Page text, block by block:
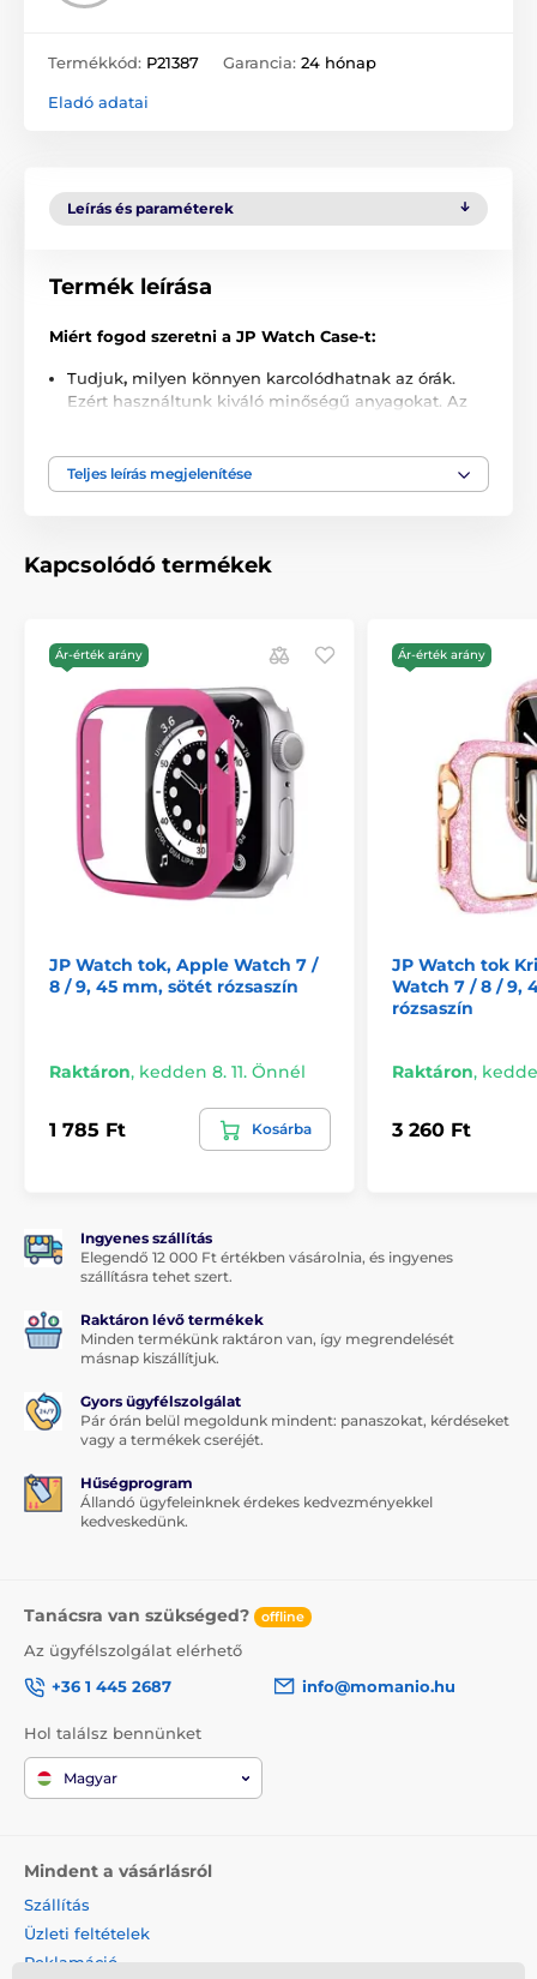
Termékkód: P21387 Garancia: 24 hónap
Eladó adatai
Leírás és paraméterek
Termék leírása
Miért fogod szeretni a JP Watch Case-t:
Tudjuk, milyen könnyen karcolódhatnak az órák.
Ezért használtunk kiváló minőségű anyagokat. Az
Luxus megjelenés:Ez nem csak a védelemről szól -
karcsú dizájn és a precíz részletek nem csak
praktikussá teszik ezt a tokot, hanem a
Kíméletes az érintéshez és a kijelzőhöz:Biztos
lehetsz benne, hogy a tok nem befolyásolja órád
érzékenységét vagy a kijelző minőségét. A tok
belsejét úgy tervezték, hogy óráidat finoman és
biztonságosan tartsa a helyén, anélkül, hogy
megsérülne.
A csomag tartalma:
1 x JP óratok tokja
Ne várjon, és kényeztesse óráját a legjobbal.
A JP
óratok tokjával nem csak a stílust, hanem a tökéletes
Teljes leírás megjelenítése
Kapcsolódó termékek
Ár-érték arány
JP Watch tok, Apple Watch 7 /
8 / 9, 45 mm, sötét rózsaszín
Raktáron, kedden 8. 11. Önnél
1 785 Ft Kosárba
Ár-érték arány
JP Watch tok
Watch 7 / 8 / 9,
rózsaszín
Raktáron,
3 260 Ft
Ingyenes szállítás
Elegendő 12 000 Ft értékben vásárolnia, és ingyenes
szállításra tehet szert.
Raktáron lévő termékek
Minden termékünk raktáron van, így megrendelését
másnap kiszállítjuk.
Gyors ügyfélszolgálat
Pár órán belül megoldunk mindent: panaszokat, kérdéseket
vagy a termékek cseréjét.
Hűségprogram
Állandó ügyfeleinknek érdekes kedvezményekkel
kedveskedünk.
Tanácsra van szükséged? offline
Az ügyfélszolgálat elérhető
+36 1 445 2687
info@momanio.hu
Hol találsz bennünket
Magyar
Mindent a vásárlásról
Szállítás
Üzleti feltételek
Reklamáció